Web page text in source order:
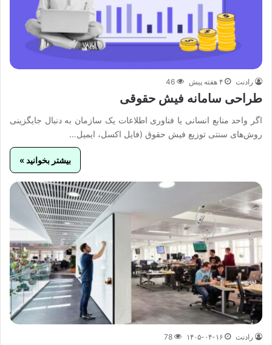
رادنت ۴ هفته پیش 46
طراحی سامانه فیش حقوقی
اگر واحد منابع انسانی یا فناوری اطلاعات یک سازمان به دنبال جایگزینی
روش‌های سنتی توزیع فیش حقوق (فایل اکسل، ایمیل…
بیشتر بخوانید »
رادنت ۱۴۰۵-۰۴-۱۶ 78